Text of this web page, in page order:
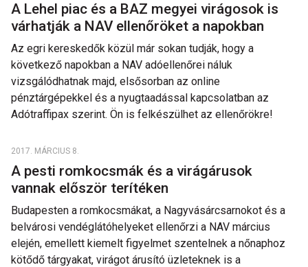
A Lehel piac és a BAZ megyei virágosok is
várhatják a NAV ellenőröket a napokban
Az egri kereskedők közül már sokan tudják, hogy a
következő napokban a NAV adóellenőrei náluk
vizsgálódhatnak majd, elsősorban az online
pénztárgépekkel és a nyugtaadással kapcsolatban az
Adótraffipax szerint. Ön is felkészülhet az ellenőrökre!
2017. MÁRCIUS 8.
A pesti romkocsmák és a virágárusok
vannak először terítéken
Budapesten a romkocsmákat, a Nagyvásárcsarnokot és a
belvárosi vendéglátóhelyeket ellenőrzi a NAV március
elején, emellett kiemelt figyelmet szentelnek a nőnaphoz
kötődő tárgyakat, virágot árusító üzleteknek is a